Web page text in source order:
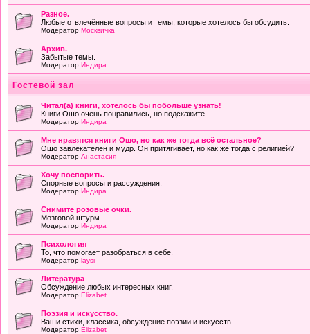
Разное.
Любые отвлечённые вопросы и темы, которые хотелось бы обсудить.
Модератор Москвичка
Архив.
Забытые темы.
Модератор Индира
Гостевой зал
Читал(а) книги, хотелось бы побольше узнать!
Книги Ошо очень понравились, но подскажите...
Модератор Индира
Мне нравятся книги Ошо, но как же тогда всё остальное?
Ошо завлекателен и мудр. Он притягивает, но как же тогда с религией?
Модератор Анастасия
Хочу поспорить.
Спорные вопросы и рассуждения.
Модератор Индира
Снимите розовые очки.
Мозговой штурм.
Модератор Индира
Психология
То, что помогает разобраться в себе.
Модератор laysi
Литература
Обсуждение любых интересных книг.
Модератор Elizabet
Поэзия и искусство.
Ваши стихи, классика, обсуждение поэзии и искусств.
Модератор Elizabet